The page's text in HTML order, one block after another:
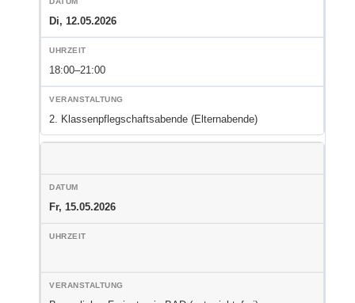
Di, 12.05.2026
18:00–21:00
2. Klassenpflegschaftsabende (Elternabende)
Fr, 15.05.2026